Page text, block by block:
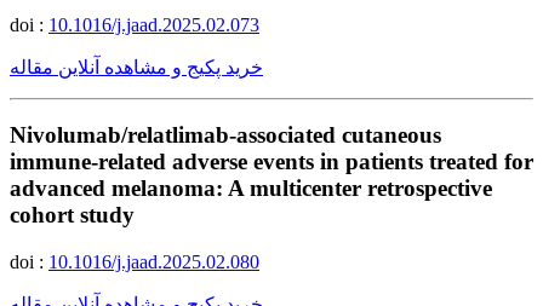
doi : 10.1016/j.jaad.2025.02.073
خرید پکیج و مشاهده آنلاین مقاله
Nivolumab/relatlimab-associated cutaneous
immune-related adverse events in patients treated for
advanced melanoma: A multicenter retrospective
cohort study
doi : 10.1016/j.jaad.2025.02.080